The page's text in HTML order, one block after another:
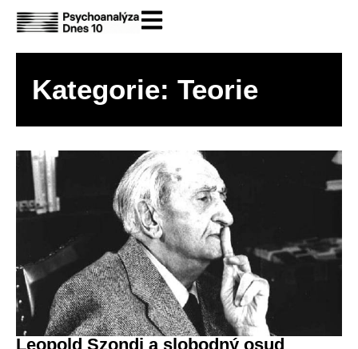
Kategorie: Teorie
Leopold Szondi a slobodný osud